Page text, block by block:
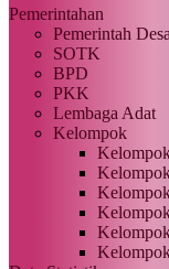
Pemerintahan
Pemerintah
SOTK
BPD
PKK
Lembaga Adat
Kelompok